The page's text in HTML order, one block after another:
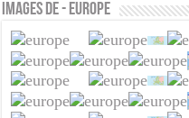
Images de - Europe